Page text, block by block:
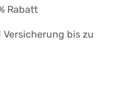
Rabatt
bis zu